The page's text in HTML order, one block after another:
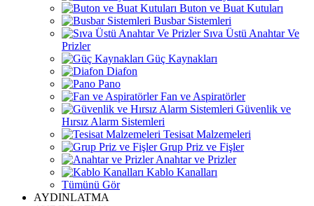
Buton ve Buat Kutuları
Busbar Sistemleri
Sıva Üstü Anahtar Ve
Prizler
Güç Kaynakları
Diafon
Pano
Fan ve Aspiratörler
Güvenlik ve
Hırsız Alarm Sistemleri
Tesisat Malzemeleri
Grup Priz ve Fişler
Anahtar ve Prizler
Kablo Kanalları
Tümünü Gör
AYDINLATMA